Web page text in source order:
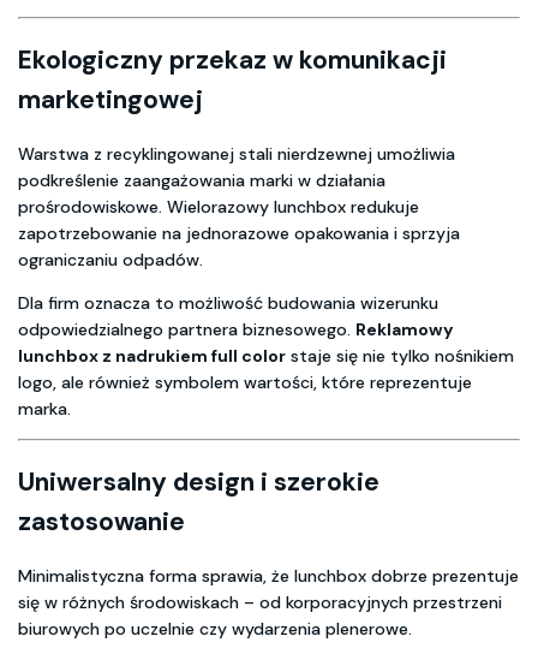
Ekologiczny przekaz w komunikacji
marketingowej
Warstwa z recyklingowanej stali nierdzewnej umożliwia
podkreślenie zaangażowania marki w działania
prośrodowiskowe. Wielorazowy lunchbox redukuje
zapotrzebowanie na jednorazowe opakowania i sprzyja
ograniczaniu odpadów.
Dla firm oznacza to możliwość budowania wizerunku
odpowiedzialnego partnera biznesowego. Reklamowy
lunchbox z nadrukiem full color staje się nie tylko nośnikiem
logo, ale również symbolem wartości, które reprezentuje
marka.
Uniwersalny design i szerokie
zastosowanie
Minimalistyczna forma sprawia, że lunchbox dobrze prezentuje
się w różnych środowiskach – od korporacyjnych przestrzeni
biurowych po uczelnie czy wydarzenia plenerowe.